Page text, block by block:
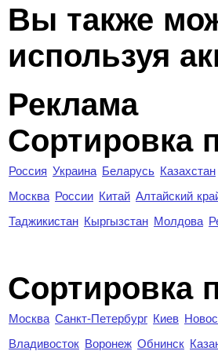
Вы также
используя
Реклама
Сортировка
Россия Украина Беларусь Казахстан
Москва России Китай Алтайский
Таджикистан Кыргызстан Молдова
Cортировка
Москва Санкт-Петербург Киев
Владивосток Воронеж Обнинск